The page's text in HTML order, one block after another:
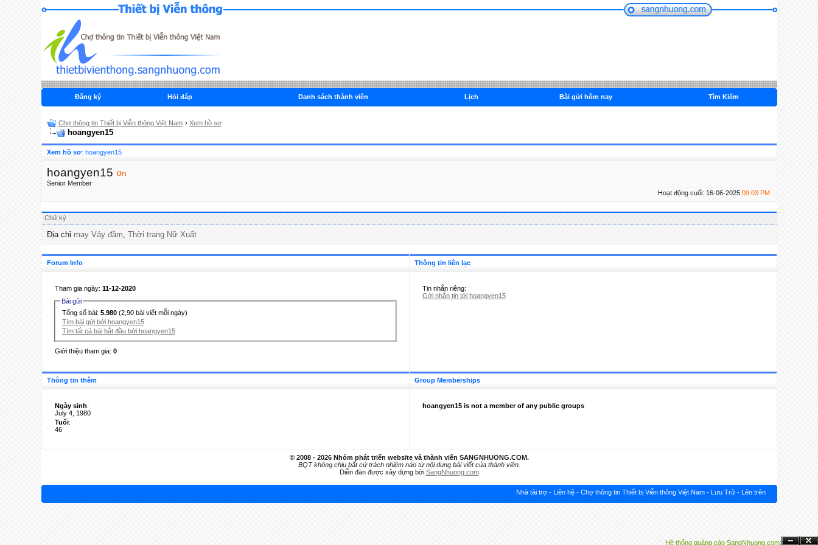
Đăng ký Hỏi đáp Danh sách thành viên Lịch Bài gửi hôm nay Tìm Kiếm
Chợ thông tin Thiết bị Viễn thông Việt Nam › Xem hồ sơ
hoangyen15
Xem hồ sơ: hoangyen15
hoangyen15
Senior Member
Hoạt động cuối: 16-06-2025 09:03 PM
Chữ ký
Địa chỉmay Váy đầm, Thời trang Nữ Xuất
Forum Info Thông tin liên lạc
Tham gia ngày: 11-12-2020
Bài gửi
Tổng số bài: 5.980(2,90 bài viết mỗi ngày)
Tìm bài gửi bởi hoangyen15
Tìm tất cả bài bắt đầu bởi hoangyen15
Giới thiệu tham gia: 0
Tin nhắn riêng:
Gởi nhắn tin tới hoangyen15
Thông tin thêm Group Memberships
Ngày sinh:
July 4, 1980
Tuổi:
46
hoangyen15 is not a member of any public groups
Hệ thống quảng cáo SangNhuong.com;
© 2008 - 2026 Nhóm phát triển website và thành viên SANGNHUONG.COM.
BQT không chịu bất cứ trách nhiệm nào từ nội dung bài viết của thành viên.
Diễn đàn được xây dựng bởi SangNhuong.com
Nhà tài trợ - Liên hệ - Chợ thông tin Thiết bị Viễn thông Việt Nam - Lưu Trữ - Lên trên